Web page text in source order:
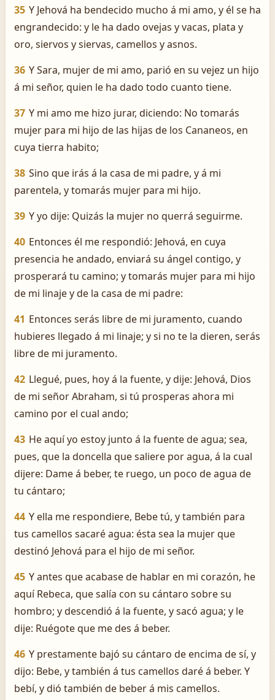
35 Y Jehová ha bendecido mucho á mi amo, y él se ha
engrandecido: y le ha dado ovejas y vacas, plata y
oro, siervos y siervas, camellos y asnos.
36 Y Sara, mujer de mi amo, parió en su vejez un hijo
á mi señor, quien le ha dado todo cuanto tiene.
37 Y mi amo me hizo jurar, diciendo: No tomarás
mujer para mi hijo de las hijas de los Cananeos, en
cuya tierra habito;
38 Sino que irás á la casa de mi padre, y á mi
parentela, y tomarás mujer para mi hijo.
39 Y yo dije: Quizás la mujer no querrá seguirme.
40 Entonces él me respondió: Jehová, en cuya
presencia he andado, enviará su ángel contigo, y
prosperará tu camino; y tomarás mujer para mi hijo
de mi linaje y de la casa de mi padre:
41 Entonces serás libre de mi juramento, cuando
hubieres llegado á mi linaje; y si no te la dieren, serás
libre de mi juramento.
42 Llegué, pues, hoy á la fuente, y dije: Jehová, Dios
de mi señor Abraham, si tú prosperas ahora mi
camino por el cual ando;
43 He aquí yo estoy junto á la fuente de agua; sea,
pues, que la doncella que saliere por agua, á la cual
dijere: Dame á beber, te ruego, un poco de agua de
tu cántaro;
44 Y ella me respondiere, Bebe tú, y también para
tus camellos sacaré agua: ésta sea la mujer que
destinó Jehová para el hijo de mi señor.
45 Y antes que acabase de hablar en mi corazón, he
aquí Rebeca, que salía con su cántaro sobre su
hombro; y descendió á la fuente, y sacó agua; y le
dije: Ruégote que me des á beber.
46 Y prestamente bajó su cántaro de encima de sí, y
dijo: Bebe, y también á tus camellos daré á beber. Y
bebí, y dió también de beber á mis camellos.